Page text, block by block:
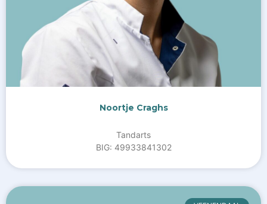
Noortje Craghs
Tandarts
BIG: 49933841302